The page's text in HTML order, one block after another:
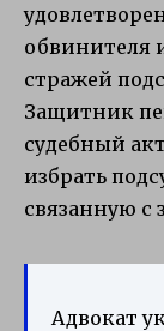
обвинителя
стражей
Защитник
судебный
избрать
связанную с
Адвокат